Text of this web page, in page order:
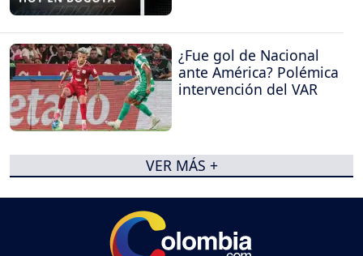
¿Fue gol de Nacional
ante América? Polémica
intervención del VAR
VER MÁS +